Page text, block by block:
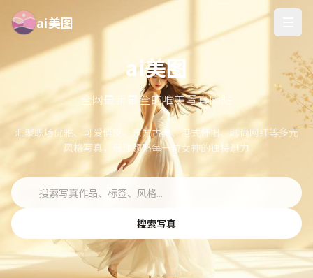
ai美图
ai美图
全网最新最全的唯美写真网站
汇聚职场优雅、可爱俏皮、东方古典、港式怀旧、时尚网红等多元
风格写真，带你领略每一位女神的独特魅力
搜索写真